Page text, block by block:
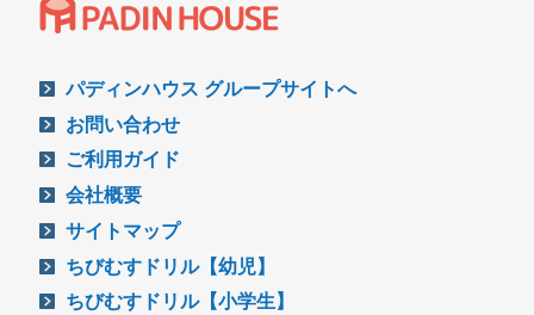
パディンハウス グループサイトへ
お問い合わせ
ご利用ガイド
会社概要
サイトマップ
ちびむすドリル【幼児】
ちびむすドリル【小学生】